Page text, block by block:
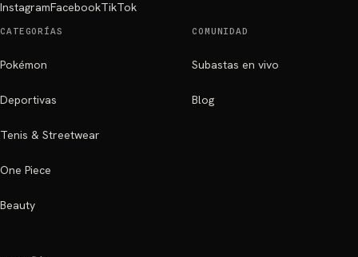
InstagramFacebookTikTok
CATEGORÍAS
Pokémon
Deportivas
Tenis & Streetwear
One Piece
Beauty
COMUNIDAD
Subastas en vivo
Blog